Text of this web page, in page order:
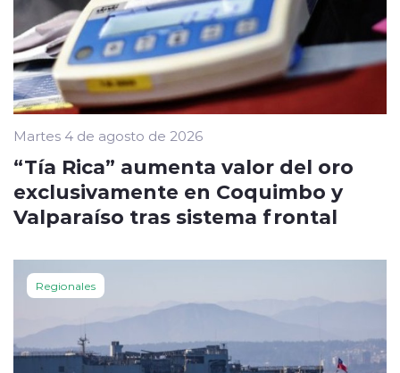
Martes 4 de agosto de 2026
“Tía Rica” aumenta valor del oro
exclusivamente en Coquimbo y
Valparaíso tras sistema frontal
Regionales